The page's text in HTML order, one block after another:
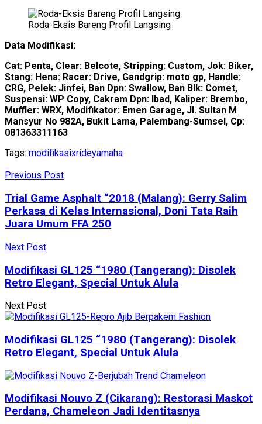
Roda-Eksis Bareng Profil Langsing
Data Modifikasi:
Cat: Penta, Clear: Belcote, Stripping: Custom, Jok: Biker,
Stang: Hena: Racer: Drive, Gandgrip: moto gp, Handle:
CRG, Pelek: Jinfei, Ban Dpn: Swallow, Ban Blk: Comet,
Suspensi: WP Copy, Cakram Dpn: Ibad, Kaliper: Brembo,
Muffler: WRX, Modifikator: Emen Garage, Jl. Sultan M
Mansyur No 982A, Bukit Lama, Palembang-Sumsel, Cp:
081363311163
Tags: modifikasixrideyamaha
Previous Post
Trial Game Asphalt “2018 (Malang): Gerry Salim
Perkasa di Kelas Internasional, Doni Tata Raih
Juara Umum FFA 250
Next Post
Modifikasi GL125 “1980 (Tangerang): Disolek
Retro Elegant, Special Untuk Alula
Next Post
Modifikasi GL125 “1980 (Tangerang): Disolek
Retro Elegant, Special Untuk Alula
Modifikasi Nouvo Z (Cikarang): Restorasi Maskot
Perdana, Chameleon Jadi Identitasnya